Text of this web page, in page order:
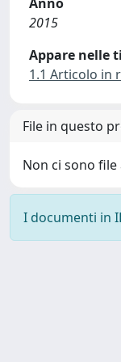
2015
Appare nelle
1.1 Articolo in
File in questo
Non ci sono
I documenti in